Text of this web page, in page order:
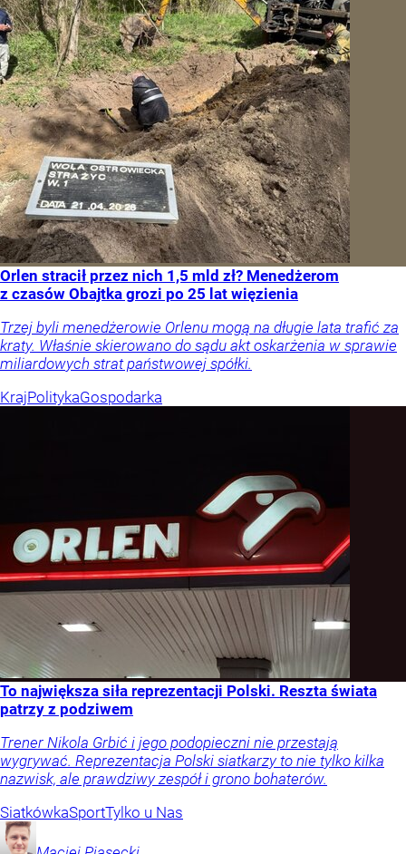
Orlen stracił przez nich 1,5 mld zł? Menedżerom
z czasów Obajtka grozi po 25 lat więzienia
Trzej byli menedżerowie Orlenu mogą na długie lata trafić za
kraty. Właśnie skierowano do sądu akt oskarżenia w sprawie
miliardowych strat państwowej spółki.
KrajPolitykaGospodarka
To największa siła reprezentacji Polski. Reszta świata
patrzy z podziwem
Trener Nikola Grbić i jego podopieczni nie przestają
wygrywać. Reprezentacja Polski siatkarzy to nie tylko kilka
nazwisk, ale prawdziwy zespół i grono bohaterów.
SiatkówkaSportTylko u Nas